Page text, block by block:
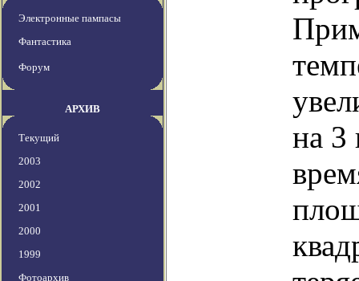
Электронные пампасы
Фантастика
Форум
АРХИВ
Текущий
2003
2002
2001
2000
1999
Фотоархив
на 3